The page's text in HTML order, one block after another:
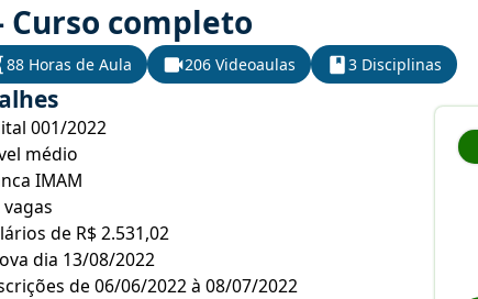
completo
88 Horas de Aula 206 Videoaulas 3 Disciplinas
001/2022
médio
IMAM
vagas
de R$ 2.531,02
dia 13/08/2022
de 06/06/2022 à 08/07/2022